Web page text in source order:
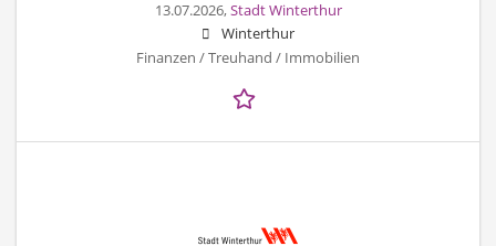
13.07.2026,Stadt Winterthur
Winterthur
Finanzen / Treuhand / Immobilien